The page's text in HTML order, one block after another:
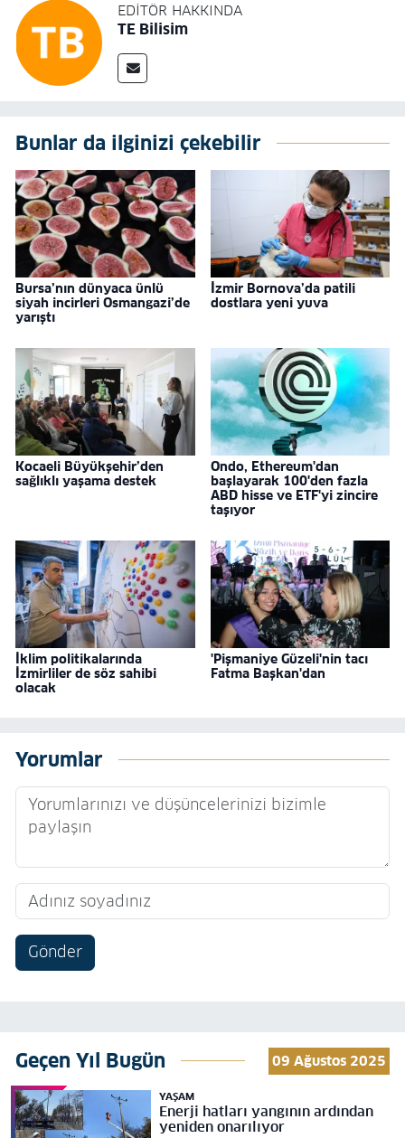
EDITÖR HAKKINDA
TE Bilisim
Bunlar da ilginizi çekebilir
Bursa’nın dünyaca ünlü
siyah incirleri Osmangazi’de
yarıştı
İzmir Bornova’da patili
dostlara yeni yuva
Kocaeli Büyükşehir’den
sağlıklı yaşama destek
Ondo, Ethereum'dan
başlayarak 100'den fazla
ABD hisse ve ETF'yi zincire
taşıyor
İklim politikalarında
İzmirliler de söz sahibi
olacak
'Pişmaniye Güzeli'nin tacı
Fatma Başkan'dan
Yorumlar
Gönder
Geçen Yıl Bugün 09 Ağustos 2025
YAŞAM
Enerji hatları yangının ardından
yeniden onarılıyor